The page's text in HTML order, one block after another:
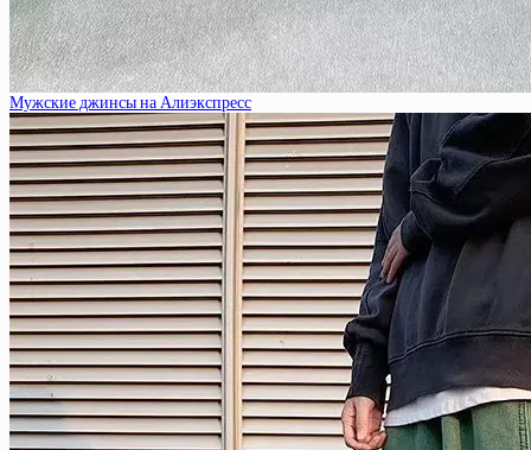
Мужские джинсы на Алиэкспресс